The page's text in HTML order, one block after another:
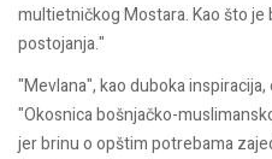
multietničkog Mostara. Kao što
postojanja."
"Mevlana", kao duboka
"Okosnica bošnjačko-
jer brinu o opštim potrebama